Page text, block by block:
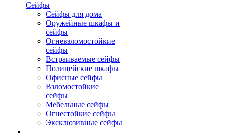
Сейфы
Сейфы для дома
Оружейные шкафы и
сейфы
Огневзломостойкие
сейфы
Встраиваемые сейфы
Полицейские шкафы
Офисные сейфы
Взломостойкие
сейфы
Мебельные сейфы
Огнестойкие сейфы
Эксклюзивные сейфы